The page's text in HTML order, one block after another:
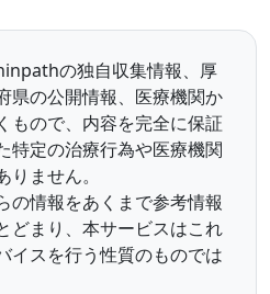
の独自収集情報、厚
県の公開情報、医療機関か
もので、内容を完全に保証
特定の治療行為や医療機関
ません。
の情報をあくまで参考情報
どまり、本サービスはこれ
イスを行う性質のものでは